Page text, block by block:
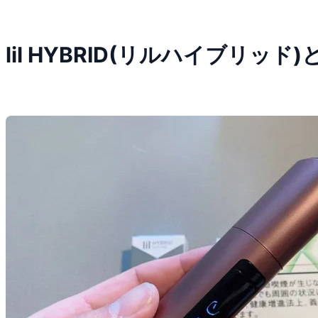
lil HYBRID(リルハイブリッド)